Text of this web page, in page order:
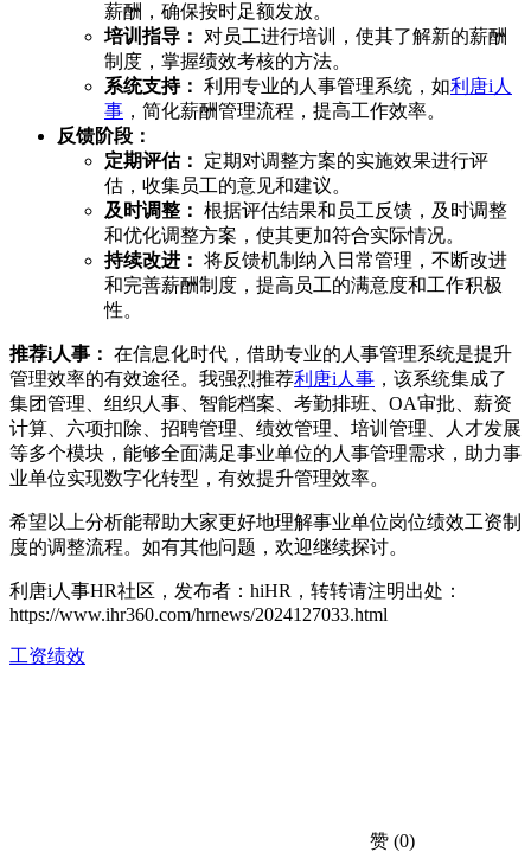
薪酬，确保按时足额发放。
培训指导：
对员工进行培训，使其了解新的薪酬
制度，掌握绩效考核的方法。
系统支持： 利用专业的人事管理系统，如利唐i人
事 ，简化薪酬管理流程，提高工作效率。
反馈阶段：
定期评估：
定期对调整方案的实施效果进行评
估，收集员工的意见和建议。
及时调整： 根据评估结果和员工反馈，及时调整
和优化调整方案，使其更加符合实际情况。
持续改进： 将反馈机制纳入日常管理，不断改进
和完善薪酬制度，提高员工的满意度和工作积极
性。
推荐i人事： 在信息化时代，借助专业的人事管理系统是提升
管理效率的有效途径。我强烈推荐利唐i人事 ，该系统集成了
集团管理、组织人事、智能档案、考勤排班、OA审批、薪资
计算、六项扣除、招聘管理、绩效管理、培训管理、人才发展
等多个模块，能够全面满足事业单位的人事管理需求，助力事
业单位实现数字化转型，有效提升管理效率。
希望以上分析能帮助大家更好地理解事业单位岗位绩效工资制
度的调整流程。如有其他问题，欢迎继续探讨。
利唐i人事HR社区，发布者：hiHR，转转请注明出处：
https://www.ihr360.com/hrnews/2024127033.html
工资绩效
赞 (0)